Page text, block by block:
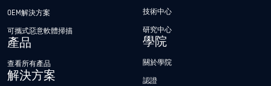
OEM解決方案
可攜式惡意軟體掃描
產品
查看所有產品
解決方案
技術中心
研究中心
學院
關於學院
認證